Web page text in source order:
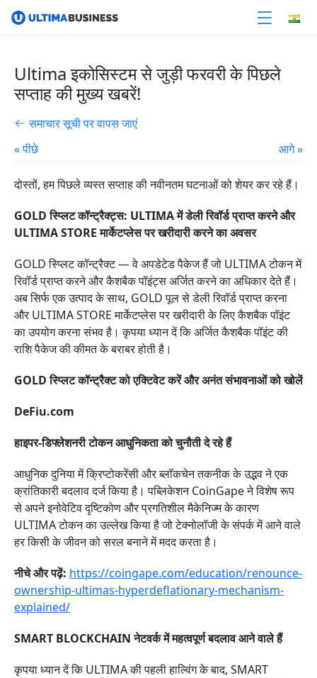
Ultima इकोसिस्टम से जुड़ी फरवरी के पिछले
सप्ताह की मुख्य खबरें!
समाचार सूची पर वापस जाएं
« पीछे
आगे »
दोस्तों, हम पिछले व्यस्त सप्ताह की नवीनतम घटनाओं को शेयर कर रहे हैं।
GOLD स्प्लिट कॉन्ट्रैक्ट्स: ULTIMA में डेली रिवॉर्ड प्राप्त करने और
ULTIMA STORE मार्केटप्लेस पर खरीदारी करने का अवसर
GOLD स्प्लिट कॉन्ट्रैक्ट — वे अपडेटेड पैकेज हैं जो ULTIMA टोकन में
रिवॉर्ड प्राप्त करने और कैशबैक पॉइंट्स अर्जित करने का अधिकार देते हैं।
अब सिर्फ एक उत्पाद के साथ, GOLD पूल से डेली रिवॉर्ड प्राप्त करना
और ULTIMA STORE मार्केटप्लेस पर खरीदारी के लिए कैशबैक पॉइंट
का उपयोग करना संभव है। कृपया ध्यान दें कि अर्जित कैशबैक पॉइंट की
राशि पैकेज की कीमत के बराबर होती है।
GOLD स्प्लिट कॉन्ट्रैक्ट को एक्टिवेट करें और अनंत संभावनाओं को खोलें
DeFiu.com
हाइपर-डिफ्लेशनरी टोकन आधुनिकता को चुनौती दे रहे हैं
आधुनिक दुनिया में क्रिप्टोकरेंसी और ब्लॉकचेन तकनीक के उद्भव ने एक
क्रांतिकारी बदलाव दर्ज किया है। पब्लिकेशन CoinGape ने विशेष रूप
से अपने इनोवेटिव दृष्टिकोण और प्रगतिशील मैकेनिज्म के कारण
ULTIMA टोकन का उल्लेख किया है जो टेक्नोलॉजी के संपर्क में आने वाले
हर किसी के जीवन को सरल बनाने में मदद करता है।
नीचे और पढ़ें: https://coingape.com/education/renounce-
ownership-ultimas-hyperdeflationary-mechanism-
explained/
SMART BLOCKCHAIN नेटवर्क में महत्वपूर्ण बदलाव आने वाले हैं
कृपया ध्यान दें कि ULTIMA की पहली हाल्विंग के बाद, SMART